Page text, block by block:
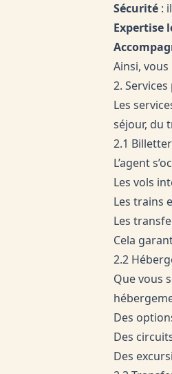
Sécurité :
Expertise
Ainsi,
2.
Les
séjour, du
2.1
L’agent
Les vols
Les trains
Les
Cela
2.2
Que vous
Des
Des
Des